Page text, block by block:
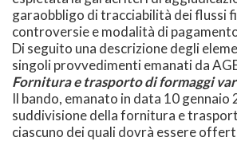
garaobbligo di tracciabilità dei flussi
controversie e modalità di
Di seguito una descrizione degli
singoli provvedimenti emanati da
Fornitura e trasporto di formaggi
Il bando, emanato in data 10 gennaio
suddivisione della fornitura e
ciascuno dei quali dovrà essere